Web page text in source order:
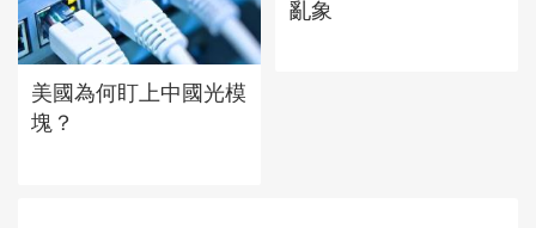
美國為何盯上中國光模
塊？
亂象